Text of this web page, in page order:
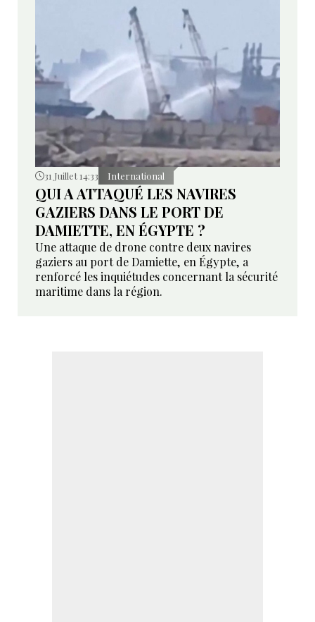
31 Juillet 14:33 International
QUI A ATTAQUÉ LES NAVIRES
GAZIERS DANS LE PORT DE
DAMIETTE, EN ÉGYPTE ?
Une attaque de drone contre deux navires
gaziers au port de Damiette, en Égypte, a
renforcé les inquiétudes concernant la sécurité
maritime dans la région.